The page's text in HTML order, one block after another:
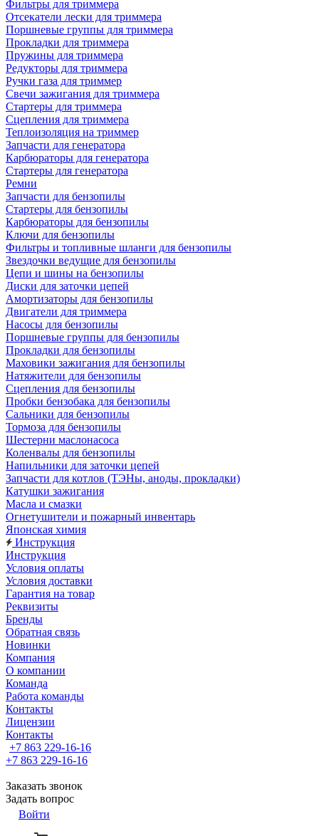
Фильтры для триммера
Отсекатели лески для триммера
Поршневые группы для триммера
Прокладки для триммера
Пружины для триммера
Редукторы для триммера
Ручки газа для триммер
Свечи зажигания для триммера
Стартеры для триммера
Сцепления для триммера
Теплоизоляция на триммер
Запчасти для генератора
Карбюраторы для генератора
Стартеры для генератора
Ремни
Запчасти для бензопилы
Стартеры для бензопилы
Карбюраторы для бензопилы
Ключи для бензопилы
Фильтры и топливные шланги для бензопилы
Звездочки ведущие для бензопилы
Цепи и шины на бензопилы
Диски для заточки цепей
Амортизаторы для бензопилы
Двигатели для триммера
Насосы для бензопилы
Поршневые группы для бензопилы
Прокладки для бензопилы
Маховики зажигания для бензопилы
Натяжители для бензопилы
Сцепления для бензопилы
Пробки бензобака для бензопилы
Сальники для бензопилы
Тормоза для бензопилы
Шестерни маслонасоса
Коленвалы для бензопилы
Напильники для заточки цепей
Запчасти для котлов (ТЭНы, аноды, прокладки)
Катушки зажигания
Масла и смазки
Огнетушители и пожарный инвентарь
Японская химия
Инструкция
Инструкция
Условия оплаты
Условия доставки
Гарантия на товар
Реквизиты
Бренды
Обратная связь
Новинки
Компания
О компании
Команда
Работа команды
Контакты
Лицензии
Контакты
+7 863 229-16-16
+7 863 229-16-16
Заказать звонок
Задать вопрос
Войти